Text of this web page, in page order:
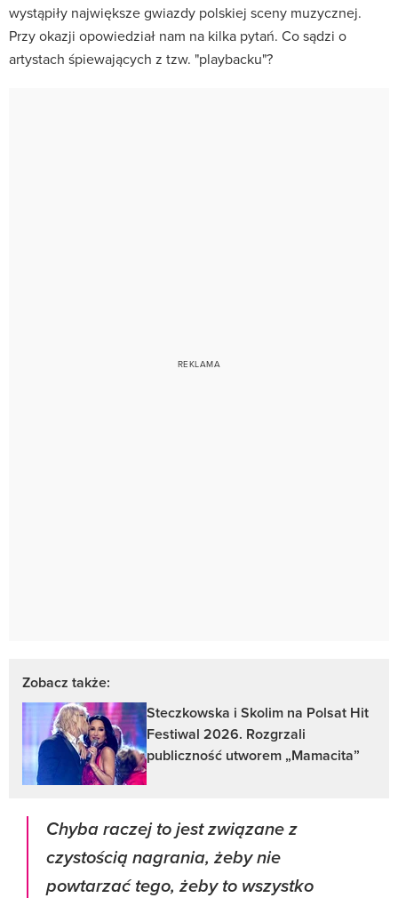
wystąpiły największe gwiazdy polskiej sceny muzycznej.
Przy okazji opowiedział nam na kilka pytań. Co sądzi o
artystach śpiewających z tzw. "playbacku"?
Zobacz także:
Steczkowska i Skolim na Polsat Hit
Festiwal 2026. Rozgrzali
publiczność utworem „Mamacita”
Chyba raczej to jest związane z
czystością nagrania, żeby nie
powtarzać tego, żeby to wszystko